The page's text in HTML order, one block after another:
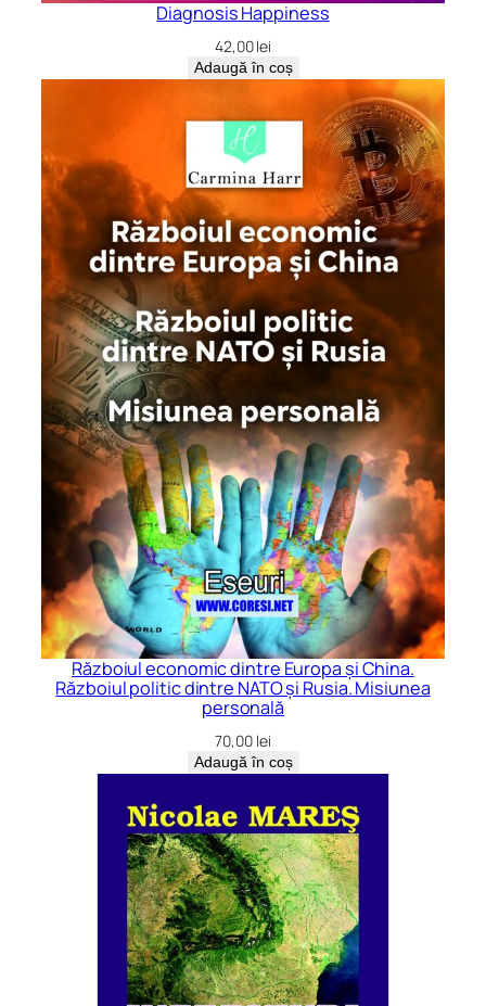
Diagnosis Happiness
42,00lei
Adaugă în coș
Războiul economic dintre Europa şi China.
Războiul politic dintre NATO şi Rusia. Misiunea
personală
70,00 lei
Adaugă în coș